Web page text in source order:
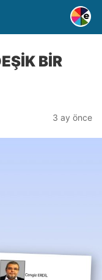
BİR
3 ay önce